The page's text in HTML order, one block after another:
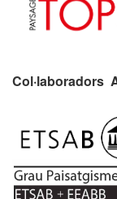
Col·laboradors